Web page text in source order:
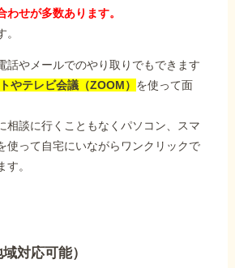
わせが多数あります。
。
話やメールでのやり取りでもできます
やテレビ会議（ZOOM） を使って面
相談に行くこともなくパソコン、スマ
使って自宅にいながらワンクリックで
。
対応可能）